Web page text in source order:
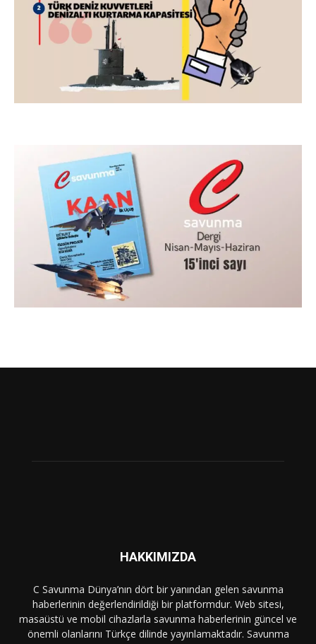
HAKKIMIZDA
C Savunma Dünya’nın dört bir yanından gelen savunma
haberlerinin değerlendirildiği bir platformdur. Web sitesi,
masaüstü ve mobil cihazlarla savunma haberlerinin güncel ve
önemli olanlarını Türkçe dilinde yayınlamaktadır. Savunma